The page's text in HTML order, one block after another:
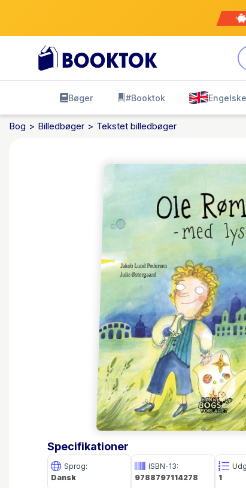
Bøger #Booktok
Bog Billedbøger Tekstet billedbøger
Specifikationer
Sprog:
Dansk
ISBN-13:
9788797114278
1